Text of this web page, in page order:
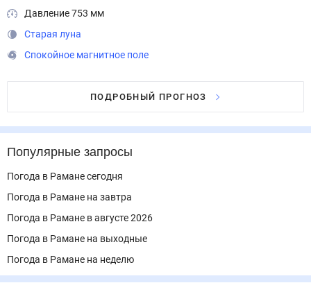
Давление 753 мм
Старая луна
Спокойное магнитное поле
ПОДРОБНЫЙ ПРОГНОЗ
Популярные запросы
Погода в Рамане сегодня
Погода в Рамане на завтра
Погода в Рамане в августе 2026
Погода в Рамане на выходные
Погода в Рамане на неделю